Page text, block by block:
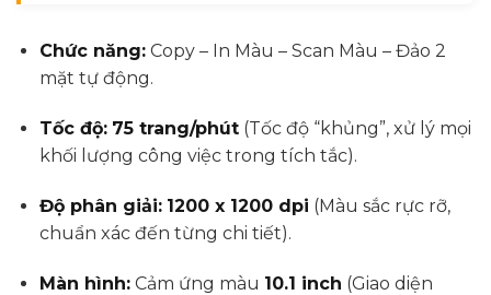
1.000.000₫.
là:
Chức năng:Copy – In Màu – Scan Màu – Đảo 2
mặt tự động.
Tốc độ: 75 trang/phút(Tốc độ “khủng”,xử lý mọi
khối lượng công việc trong tích tắc).
Độ phân giải: 1200 x 1200 dpi (Màu sắc rực rỡ,
chuẩn xác đến từng chi tiết).
Màn hình:Cảm ứng màu 10.1 inch (Giao diện